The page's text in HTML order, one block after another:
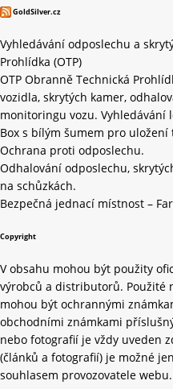
GoldSilver.cz
Vyhledávání odposlechu a
Prohlídka (OTP)
OTP Obranně Technická
vozidla, skrytých kamer,
monitoringu vozu. Vyhledávání
Box s bílým šumem pro
Ochrana proti odposlechu.
Odhalování odposlechu,
na schůzkách.
Bezpečná jednací místnost –
Copyright
V obsahu mohou být použity
výrobců a distributorů. Použité
mohou být ochrannými
obchodními známkami
nebo fotografií je vždy uveden
(článků a fotografií) je možné
souhlasem provozovatele webu.